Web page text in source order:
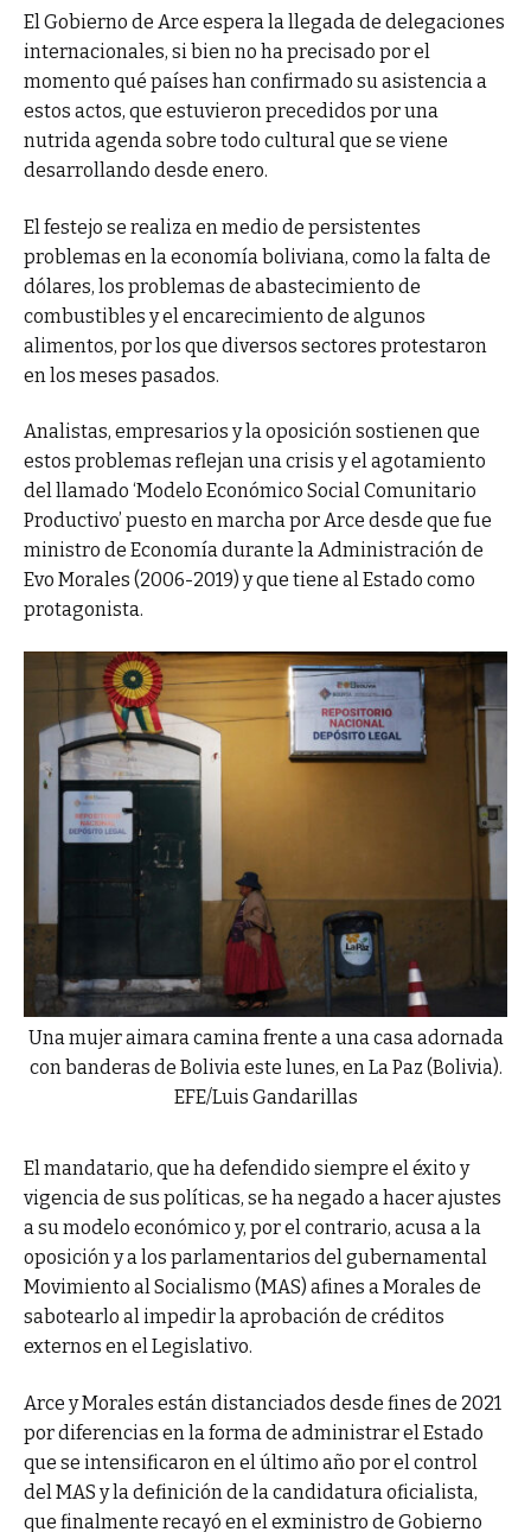
El Gobierno de Arce espera la llegada de delegaciones
internacionales, si bien no ha precisado por el
momento qué países han confirmado su asistencia a
estos actos, que estuvieron precedidos por una
nutrida agenda sobre todo cultural que se viene
desarrollando desde enero.
El festejo se realiza en medio de persistentes
problemas en la economía boliviana, como la falta de
dólares, los problemas de abastecimiento de
combustibles y el encarecimiento de algunos
alimentos, por los que diversos sectores protestaron
en los meses pasados.
Analistas, empresarios y la oposición sostienen que
estos problemas reflejan una crisis y el agotamiento
del llamado ‘Modelo Económico Social Comunitario
Productivo’ puesto en marcha por Arce desde que fue
ministro de Economía durante la Administración de
Evo Morales (2006-2019) y que tiene al Estado como
protagonista.
Una mujer aimara camina frente a una casa adornada
con banderas de Bolivia este lunes, en La Paz (Bolivia).
EFE/Luis Gandarillas
El mandatario, que ha defendido siempre el éxito y
vigencia de sus políticas, se ha negado a hacer ajustes
a su modelo económico y, por el contrario, acusa a la
oposición y a los parlamentarios del gubernamental
Movimiento al Socialismo (MAS) afines a Morales de
sabotearlo al impedir la aprobación de créditos
externos en el Legislativo.
Arce y Morales están distanciados desde fines de 2021
por diferencias en la forma de administrar el Estado
que se intensificaron en el último año por el control
del MAS y la definición de la candidatura oficialista,
que finalmente recayó en el exministro de Gobierno